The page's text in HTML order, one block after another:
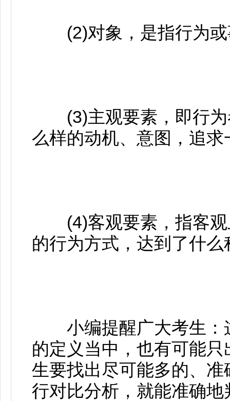
(2)对象，是指行为或
(3)主观要素，即行为
么样的动机、意图，追
(4)客观要素，指客观
的行为方式，达到了什
小编提醒广大考生：
的定义当中，也有可能
生要找出尽可能多的、
行对比分析，就能准确